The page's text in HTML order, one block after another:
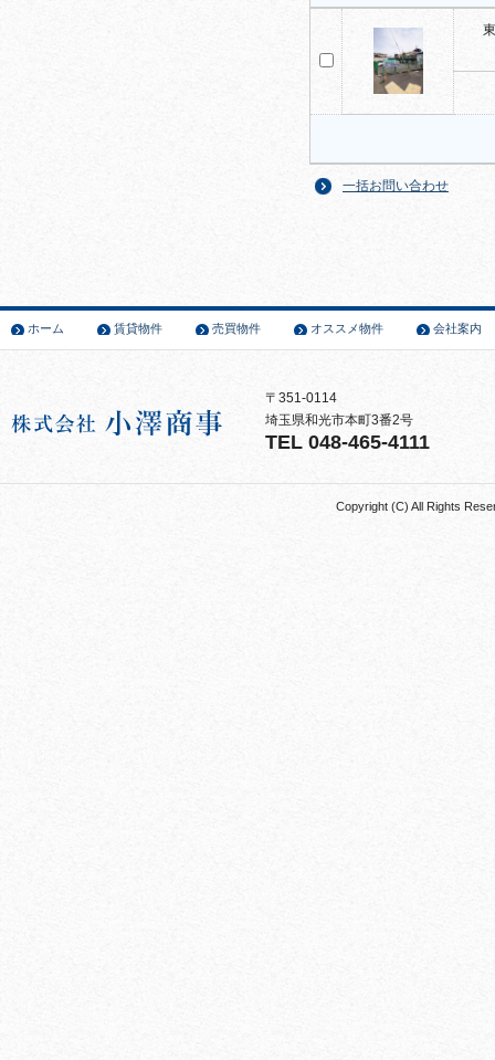
一括お問い合わせ
ホーム 賃貸物件 売買物件 オススメ物件 会社案内
〒351-0114
埼玉県和光市本町3番2号
TEL 048-465-4111
Copyright (C) All Rights